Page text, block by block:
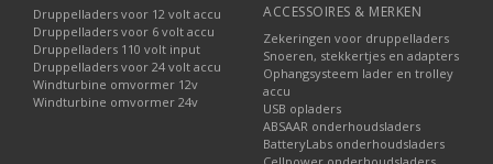
Druppelladers voor 12 volt accu
Druppelladers voor 6 volt accu
Druppelladers 110 volt input
Druppelladers voor 24 volt accu
Windturbine omvormer 12v
Windturbine omvormer 24v
ACCESSOIRES & MERKEN
Zekeringen voor druppelladers
Snoeren, stekkertjes en adapters
Ophangsysteem lader en trolley
accu
USB opladers
ABSAAR onderhoudsladers
BatteryLabs onderhoudsladers